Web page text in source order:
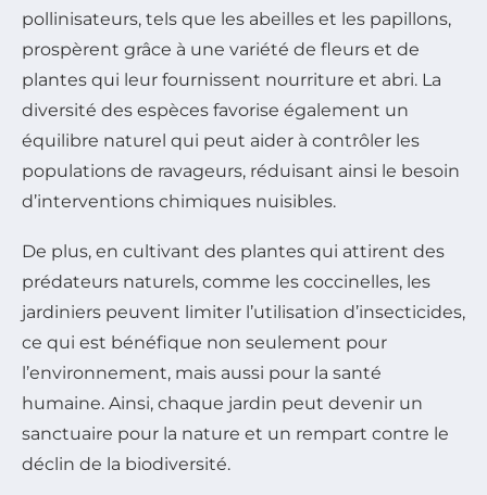
pollinisateurs, tels que les abeilles et les papillons,
prospèrent grâce à une variété de fleurs et de
plantes qui leur fournissent nourriture et abri. La
diversité des espèces favorise également un
équilibre naturel qui peut aider à contrôler les
populations de ravageurs, réduisant ainsi le besoin
d’interventions chimiques nuisibles.
De plus, en cultivant des plantes qui attirent des
prédateurs naturels, comme les coccinelles, les
jardiniers peuvent limiter l’utilisation d’insecticides,
ce qui est bénéfique non seulement pour
l’environnement, mais aussi pour la santé
humaine. Ainsi, chaque jardin peut devenir un
sanctuaire pour la nature et un rempart contre le
déclin de la biodiversité.